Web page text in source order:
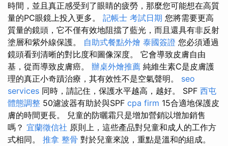
時間，並且真正感受到了眼睛的疲勞，那麼您可能想在高質
量的PC眼鏡上投入更多。 記帳士 考試日期 您將需要更高
質量的鏡頭，它不僅有效地阻擋了藍光，而且還具有非反射
塗層和紫外線保護。 自助式餐點外燴 泰國簽證 您必須通過
鏡頭看到清晰的對比度和圖像深度。 它會導致皮膚自由
基，從而導致皮膚癌。 辦桌外燴推薦 純維生素C是皮膚護
理的真正小奇蹟治療，其有效性不是空氣聲明。 seo
services 同時，請記住，保護水平越高，越好。 SPF 西屯
體態調整 50濾波器有助於與SPF cpa firm 15合適地保護皮
膚的時間更長。 兒童的防曬霜只是增加營銷以增加銷售
嗎？ 宜蘭徵信社 原則上，這些產品對兒童和成人的工作方
式相同。 推拿 整骨 對於兒童來說，重點是溫和的組成。